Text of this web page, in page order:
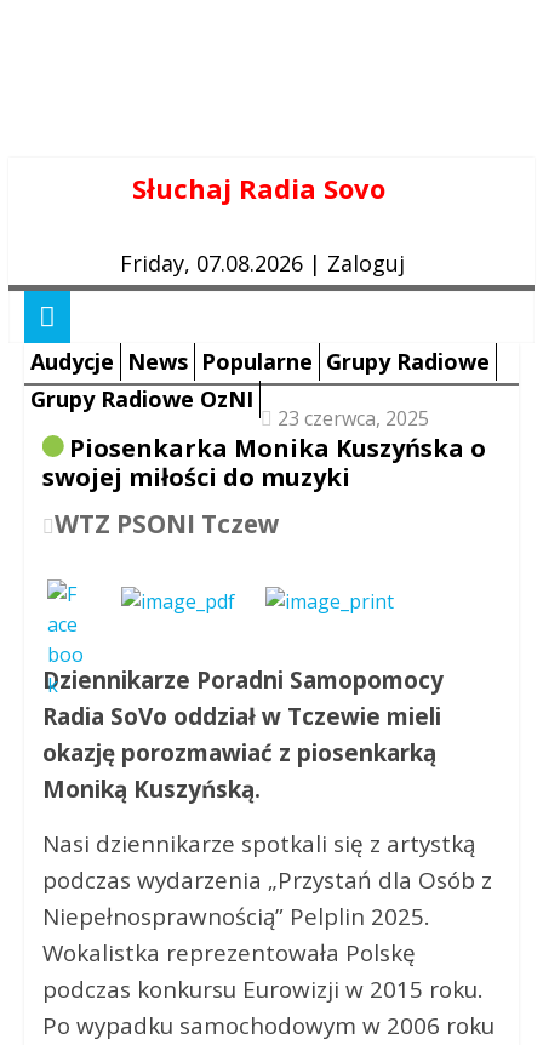
Słuchaj Radia Sovo
Friday, 07.08.2026 | Zaloguj
Audycje News Popularne Grupy Radiowe
Grupy Radiowe OzNI
23 czerwca, 2025
Piosenkarka Monika Kuszyńska o
swojej miłości do muzyki
WTZ PSONI Tczew
Dziennikarze Poradni Samopomocy
Radia SoVo oddział w Tczewie mieli
okazję porozmawiać z piosenkarką
Moniką Kuszyńską.
Nasi dziennikarze spotkali się z artystką
podczas wydarzenia „Przystań dla Osób z
Niepełnosprawnością” Pelplin 2025.
Wokalistka reprezentowała Polskę
podczas konkursu Eurowizji w 2015 roku.
Po wypadku samochodowym w 2006 roku